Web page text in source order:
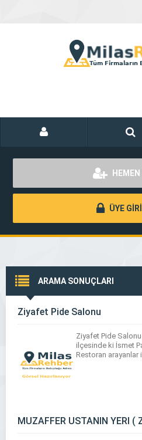
ÜYE
ARAMA SONUÇLARI
Ziyafet Pide Salonu
Ziyafet Pide
ilçesinde ki İsmet
Restoran arayanlar
MUZAFFER USTANIN YERİ (